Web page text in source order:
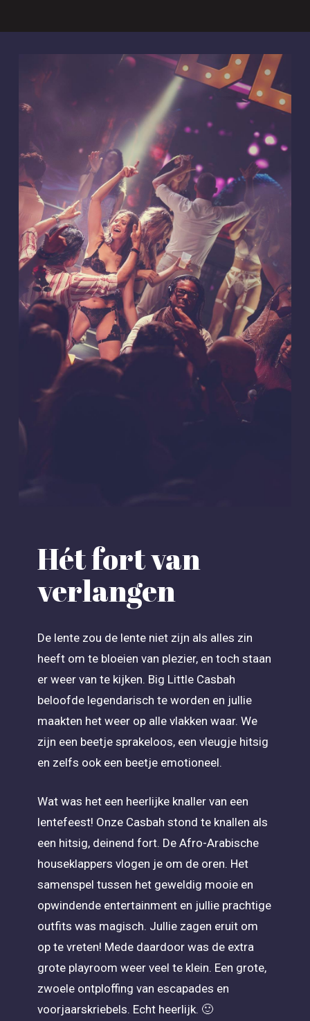
Hét fort van
verlangen
De lente zou de lente niet zijn als alles zin
heeft om te bloeien van plezier, en toch staan
er weer van te kijken. Big Little Casbah
beloofde legendarisch te worden en jullie
maakten het weer op alle vlakken waar. We
zijn een beetje sprakeloos, een vleugje hitsig
en zelfs ook een beetje emotioneel.
Wat was het een heerlijke knaller van een
lentefeest! Onze Casbah stond te knallen als
een hitsig, deinend fort. De Afro-Arabische
houseklappers vlogen je om de oren. Het
samenspel tussen het geweldig mooie en
opwindende entertainment en jullie prachtige
outfits was magisch. Jullie zagen eruit om
op te vreten! Mede daardoor was de extra
grote playroom weer veel te klein. Een grote,
zwoele ontploffing van escapades en
voorjaarskriebels. Echt heerlijk. 🙂